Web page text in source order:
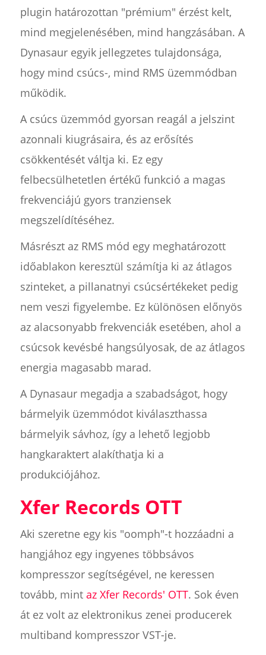
plugin határozottan "prémium" érzést kelt,
mind megjelenésében, mind hangzásában. A
Dynasaur egyik jellegzetes tulajdonsága,
hogy mind csúcs-, mind RMS üzemmódban
működik.
A csúcs üzemmód gyorsan reagál a jelszint
azonnali kiugrásaira, és az erősítés
csökkentését váltja ki. Ez egy
felbecsülhetetlen értékű funkció a magas
frekvenciájú gyors tranziensek
megszelídítéséhez.
Másrészt az RMS mód egy meghatározott
időablakon keresztül számítja ki az átlagos
szinteket, a pillanatnyi csúcsértékeket pedig
nem veszi figyelembe. Ez különösen előnyös
az alacsonyabb frekvenciák esetében, ahol a
csúcsok kevésbé hangsúlyosak, de az átlagos
energia magasabb marad.
A Dynasaur megadja a szabadságot, hogy
bármelyik üzemmódot kiválaszthassa
bármelyik sávhoz, így a lehető legjobb
hangkaraktert alakíthatja ki a
produkciójához.
Xfer Records OTT
Aki szeretne egy kis "oomph"-t hozzáadni a
hangjához egy ingyenes többsávos
kompresszor segítségével, ne keressen
tovább, mint az Xfer Records' OTT. Sok éven
át ez volt az elektronikus zenei producerek
multiband kompresszor VST-je.